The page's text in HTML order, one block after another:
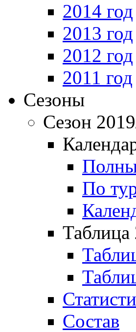
2014 год
2013 год
2012 год
2011 год
Сезоны
Сезон
По
Таблица
Состав